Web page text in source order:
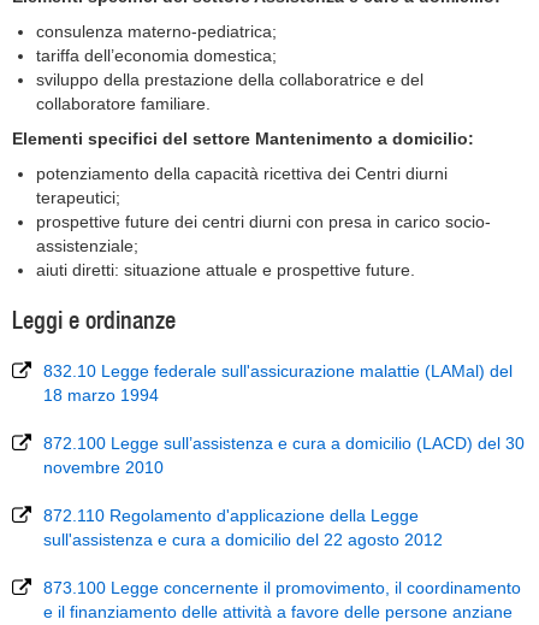
consulenza materno-pediatrica;
tariffa dell’economia domestica;
sviluppo della prestazione della collaboratrice e del
collaboratore familiare.
Elementi specifici del settore Mantenimento a domicilio:
potenziamento della capacità ricettiva dei Centri diurni
terapeutici;
prospettive future dei centri diurni con presa in carico socio-
assistenziale;
aiuti diretti: situazione attuale e prospettive future.
Leggi e ordinanze
832.10 Legge federale sull'assicurazione malattie (LAMal) del
18 marzo 1994
872.100 Legge sull’assistenza e cura a domicilio (LACD) del 30
novembre 2010
872.110 Regolamento d'applicazione della Legge
sull'assistenza e cura a domicilio del 22 agosto 2012
873.100 Legge concernente il promovimento, il coordinamento
e il finanziamento delle attività a favore delle persone anziane